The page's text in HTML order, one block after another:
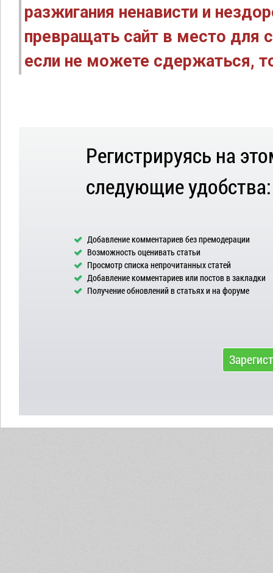
разжигания ненависти и
превращать сайт в место для
если не можете сдержаться,
Регистрируясь на
следующие удобства:
Добавление комментариев без премодерации
Возможность оценивать статьи
Просмотр списка непрочитанных статей
Добавление комментариев или постов в закладки
Получение обновлений в статьях и на форуме